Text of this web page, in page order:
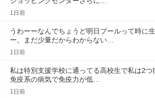
1日前
うわーーなんでちょうど明日プールって時に
ー。まだ少量だからわからない…
1日前
私は特別支援学校に通ってる高校生で私は2つ
免疫系の病気で免疫力が低…
1日前